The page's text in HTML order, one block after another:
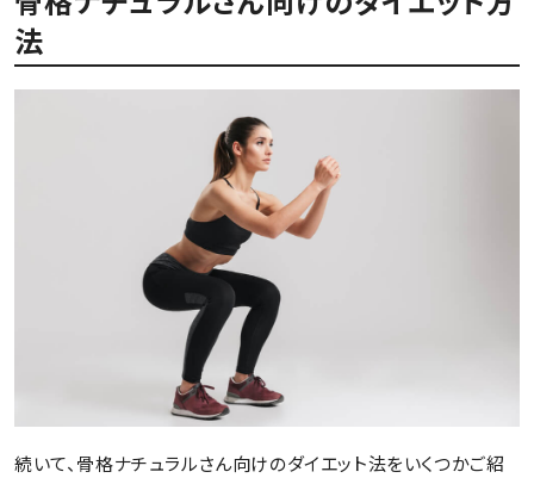
法
続いて、骨格ナチュラルさん向けのダイエット法をいくつかご紹